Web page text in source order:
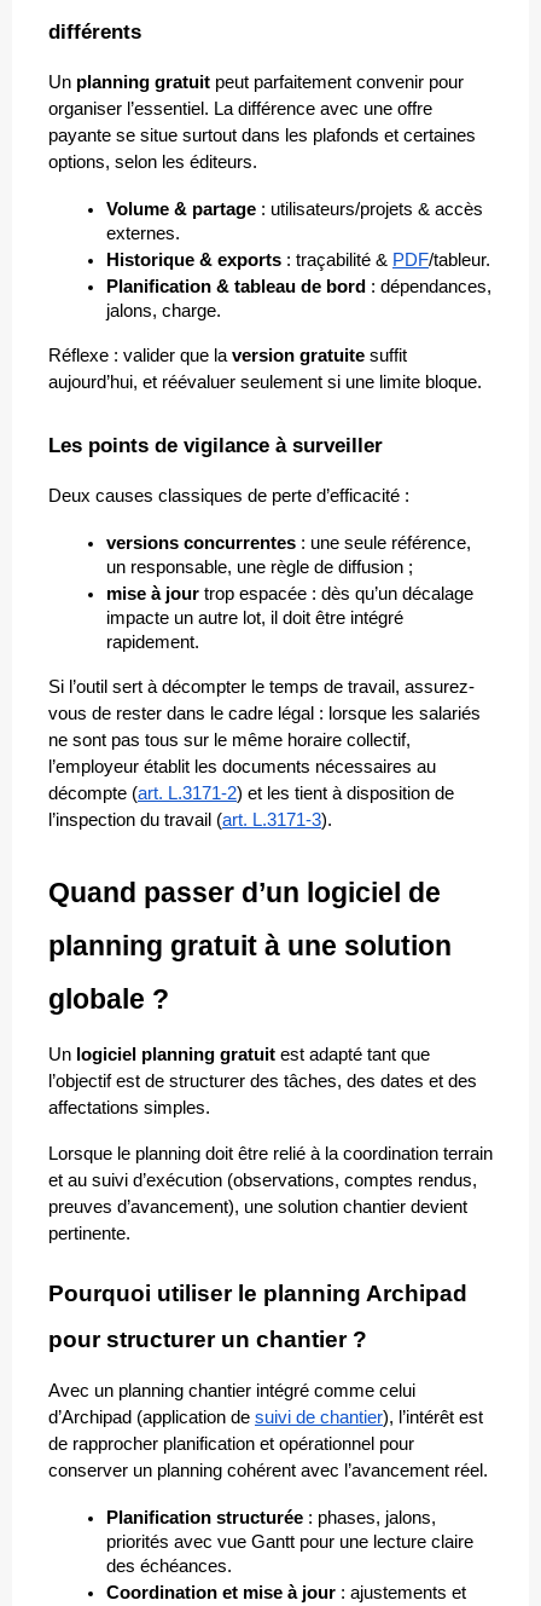
différents
Un planning gratuit peut parfaitement convenir pour
organiser l’essentiel. La différence avec une offre
payante se situe surtout dans les plafonds et certaines
options, selon les éditeurs.
Volume & partage : utilisateurs/projets & accès
externes.
Historique & exports : traçabilité & PDF/tableur.
Planification & tableau de bord : dépendances,
jalons, charge.
Réflexe : valider que la version gratuite suffit
aujourd’hui, et réévaluer seulement si une limite bloque.
Les points de vigilance à surveiller
Deux causes classiques de perte d’efficacité :
versions concurrentes : une seule référence,
un responsable, une règle de diffusion ;
mise à jour trop espacée : dès qu’un décalage
impacte un autre lot, il doit être intégré
rapidement.
Si l’outil sert à décompter le temps de travail, assurez-
vous de rester dans le cadre légal : lorsque les salariés
ne sont pas tous sur le même horaire collectif,
l’employeur établit les documents nécessaires au
décompte (art. L.3171-2) et les tient à disposition de
l’inspection du travail (art. L.3171-3).
Quand passer d’un logiciel de
planning gratuit à une solution
globale ?
Un logiciel planning gratuit est adapté tant que
l’objectif est de structurer des tâches, des dates et des
affectations simples.
Lorsque le planning doit être relié à la coordination terrain
et au suivi d’exécution (observations, comptes rendus,
preuves d’avancement), une solution chantier devient
pertinente.
Pourquoi utiliser le planning Archipad
pour structurer un chantier ?
Avec un planning chantier intégré comme celui
d’Archipad (application de suivi de chantier), l’intérêt est
de rapprocher planification et opérationnel pour
conserver un planning cohérent avec l’avancement réel.
Planification structurée : phases, jalons,
priorités avec vue Gantt pour une lecture claire
des échéances.
Coordination et mise à jour : ajustements et